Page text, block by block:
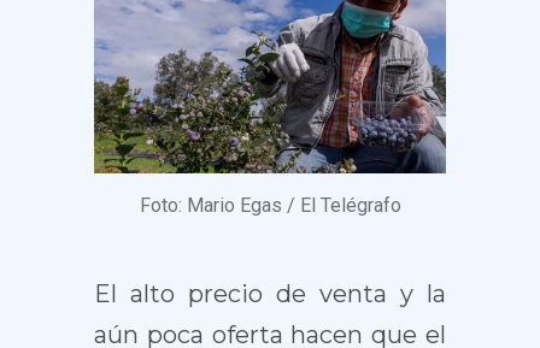
Foto: Mario Egas / El Telégrafo
El alto precio de venta y la
aún poca oferta hacen que el